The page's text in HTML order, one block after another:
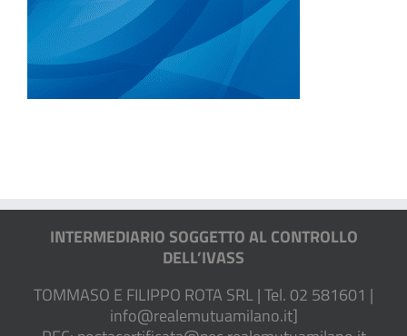
INTERMEDIARIO SOGGETTO AL CONTROLLO
DELL’IVASS
TOMMASO E FILIPPO ROTA SRL | Tel. 02 581601 |
info@realemutuamilano.it]